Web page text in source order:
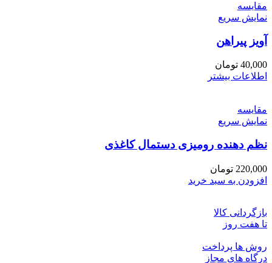
مقايسه
نمایش سریع
آویز پیراهن
40,000 تومان
اطلاعات بیشتر
مقايسه
نمایش سریع
نظم دهنده رومیزی دستمال کاغذی
220,000 تومان
افزودن به سبد خرید
بازگردانی کالا
تا هفت روز
روش ها پرداخت
درگاه های مجاز